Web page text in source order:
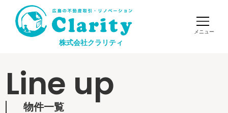
株式会社クラリティ
Line up
物件一覧